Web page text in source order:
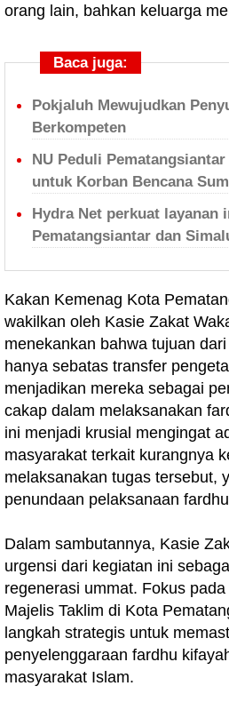
orang lain, bahkan keluarga
Baca juga:
Pokjaluh Mewujudkan
Berkompeten
NU Peduli
untuk Korban Bencana
Hydra Net perkuat layanan
Pematangsiantar dan
Kakan Kemenag Kota
wakilkan oleh Kasie Zakat
menekankan bahwa tujuan
hanya sebatas transfer
menjadikan mereka sebagai
cakap dalam melaksanakan
ini menjadi krusial mengingat
masyarakat terkait kurangnya
melaksanakan tugas tersebut,
penundaan pelaksanaan
Dalam sambutannya, Kasie
urgensi dari kegiatan ini
regenerasi ummat. Fokus
Majelis Taklim di Kota
langkah strategis untuk
penyelenggaraan fardhu
masyarakat Islam.